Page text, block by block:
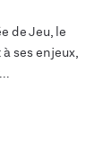
de Jeu, le
ses enjeux,